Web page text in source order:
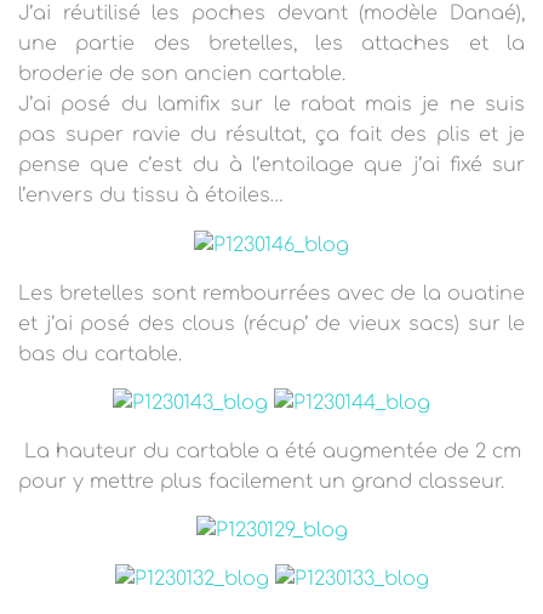
J’ai réutilisé les poches devant (modèle Danaé),
une partie des bretelles, les attaches et la
broderie de son ancien cartable.
J’ai posé du lamifix sur le rabat mais je ne suis
pas super ravie du résultat, ça fait des plis et je
pense que c’est du à l’entoilage que j’ai fixé sur
l’envers du tissu à étoiles…
Les bretelles sont rembourrées avec de la ouatine
et j’ai posé des clous (récup’ de vieux sacs) sur le
bas du cartable.
La hauteur du cartable a été augmentée de 2 cm
pour y mettre plus facilement un grand classeur.